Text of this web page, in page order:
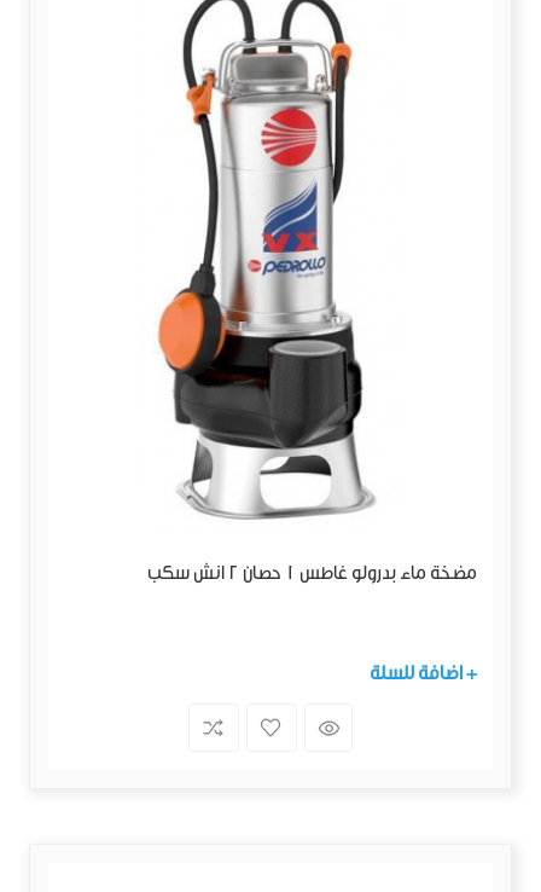
مضخة ماء بدرولو غاطس 1 حصان 2 انش سكب
+ اضافة للسلة